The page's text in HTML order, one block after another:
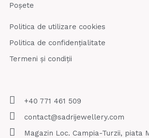
Poșete
Politica de utilizare cookies
Politica de confidențialitate
Termeni și condiții
+40 771 461 509
contact@sadrijewellery.com
Magazin Loc. Campia-Turzii, piata